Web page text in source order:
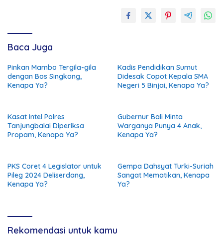
Baca Juga
Pinkan Mambo Tergila-gila
dengan Bos Singkong,
Kenapa Ya?
Kadis Pendidikan Sumut
Didesak Copot Kepala SMA
Negeri 5 Binjai, Kenapa Ya?
Kasat Intel Polres
Tanjungbalai Diperiksa
Propam, Kenapa Ya?
Gubernur Bali Minta
Warganya Punya 4 Anak,
Kenapa Ya?
PKS Coret 4 Legislator untuk
Pileg 2024 Deliserdang,
Kenapa Ya?
Gempa Dahsyat Turki-Suriah
Sangat Mematikan, Kenapa
Ya?
Rekomendasi untuk kamu